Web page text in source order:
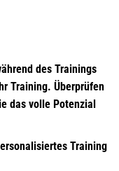
des Trainings
Training. Überprüfen
das volle Potenzial
Training